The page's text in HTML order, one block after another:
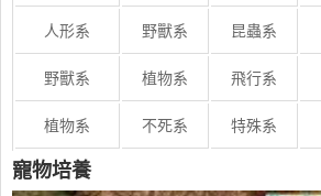
人形系 野獸系 昆蟲系
野獸系 植物系 飛行系
植物系 不死系 特殊系
寵物培養